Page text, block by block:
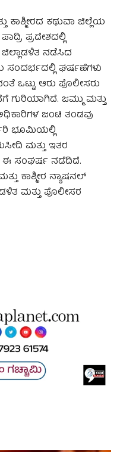
ಕಾಶ್ಮೀರದ ಕಥುವಾ ಜಿಲ್ಲೆಯ
ಪ್ರದೇಶದಲ್ಲಿ
ನಡೆಸಿದ
ಸಂದರ್ಭದಲ್ಲಿ ಘರ್ಷಣೆಗಳು
ಒಟ್ಟು ಆರು ಪೊಲೀಸರು
ಜಮ್ಮು ಮತ್ತು
ಜಂಟಿ ತಂಡವು
ಭೂಮಿಯಲ್ಲಿ
ಮತ್ತು ಇತರ
ಈ ಸಂಘರ್ಷ ನಡೆದಿದೆ.
ಕಾಶ್ಮೀರ ನ್ಯಾಷನಲ್
ಮತ್ತು ಪೊಲೀಸರ